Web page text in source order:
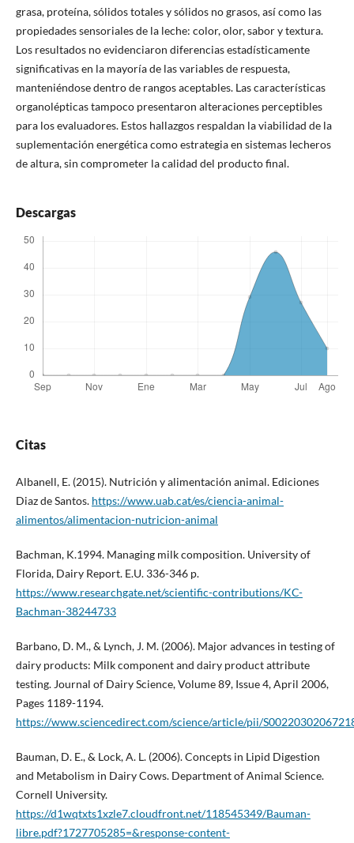
grasa, proteína, sólidos totales y sólidos no grasos, así como las
propiedades sensoriales de la leche: color, olor, sabor y textura.
Los resultados no evidenciaron diferencias estadísticamente
significativas en la mayoría de las variables de respuesta,
manteniéndose dentro de rangos aceptables. Las características
organolépticas tampoco presentaron alteraciones perceptibles
para los evaluadores. Estos hallazgos respaldan la viabilidad de la
suplementación energética como estrategia en sistemas lecheros
de altura, sin comprometer la calidad del producto final.
Descargas
Citas
Albanell, E. (2015). Nutrición y alimentación animal. Ediciones
Diaz de Santos. https://www.uab.cat/es/ciencia-animal-
alimentos/alimentacion-nutricion-animal
Bachman, K.1994. Managing milk composition. University of
Florida, Dairy Report. E.U. 336-346 p.
https://www.researchgate.net/scientific-contributions/KC-
Bachman-38244733
Barbano, D. M., & Lynch, J. M. (2006). Major advances in testing of
dairy products: Milk component and dairy product attribute
testing. Journal of Dairy Science, Volume 89, Issue 4, April 2006,
Pages 1189-1194.
https://www.sciencedirect.com/science/article/pii/
Bauman, D. E., & Lock, A. L. (2006). Concepts in Lipid Digestion
and Metabolism in Dairy Cows. Department of Animal Science.
Cornell University.
https://d1wqtxts1xzle7.cloudfront.net/118545349/Bauman-
libre.pdf?1727705285=&response-content-